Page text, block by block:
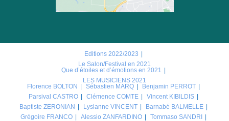
Editions 2022/2023
Le Salon/Festival en 2021
Que d’étoiles et d’émotions en 2021
LES MUSICIENS 2021
Florence BOLTON
Sébastien MARQ
Benjamin PERROT
Parsival CASTRO
Clémence COMTE
Vincent KIBILDIS
Baptiste ZERONIAN
Lysianne VINCENT
Barnabé BALMELLE
Grégoire FRANCO
Alessio ZANFARDINO
Tommaso SANDRI